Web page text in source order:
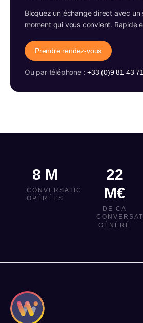
Bloquez un échange direct avec un
moment qui vous convient. Rapide
Prendre rendez-vous
Ou par téléphone : +33 (0)9 81 43
8 M
CONVERSATIONS
OPÉRÉES
22
M€
DE CA
GÉNÉRÉ